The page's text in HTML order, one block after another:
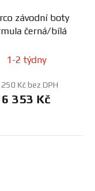
závodní boty
černá/bílá
1-2 týdny
Kč bez DPH
6 353 Kč